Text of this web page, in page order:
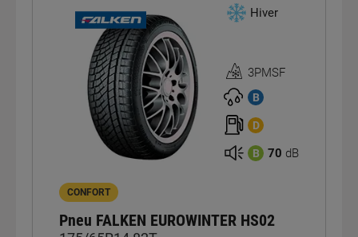
Hiver
Homologation
3PMSF
3PMSF
B
D
B 70 dB
CONFORT
Pneu FALKEN EUROWINTER HS02